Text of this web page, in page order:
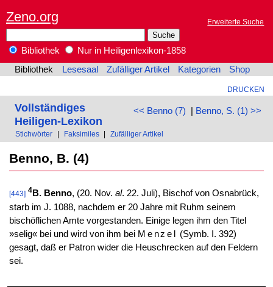
Zeno.org Erweiterte Suche
Bibliothek
Nur in Heiligenlexikon-1858
Bibliothek
Lesesaal Zufälliger Artikel Kategorien Shop
DRUCKEN
<< Benno (7) | Benno, S. (1) >>
Vollständiges
Heiligen-Lexikon
Stichwörter Faksimiles Zufälliger Artikel
Benno, B. (4)
[443] 4B. Benno, (20. Nov. al. 22. Juli), Bischof von Osnabrück,
starb im J. 1088, nachdem er 20 Jahre mit Ruhm seinem
bischöflichen Amte vorgestanden. Einige legen ihm den Titel
»selig« bei und wird von ihm bei Menzel
(Symb. I. 392)
gesagt, daß er Patron wider die Heuschrecken auf den Feldern
sei.